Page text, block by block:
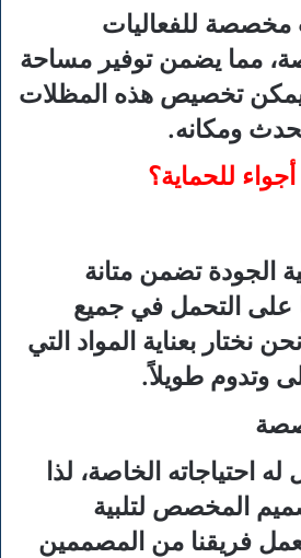
للفعاليات
مما يضمن توفير مساحة
تخصيص هذه المظلات
ومكانه.
للحماية؟
الجودة تضمن متانة
على التحمل في جميع
نختار بعناية المواد التي
وتدوم طويلاً.
احتياجاته الخاصة، لذا
المخصص لتلبية
فريقنا من المصممين